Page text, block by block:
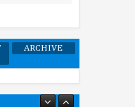
ARCHIVE